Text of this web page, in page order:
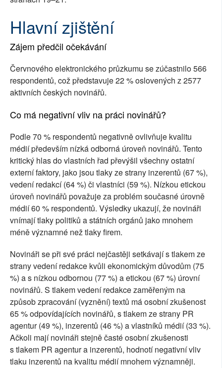
Hlavní zjištění
Zájem předčil očekávání
Červnového elektronického průzkumu se zúčastnilo 566
respondentů, což představuje 22 % oslovených z 2577
aktivních českých novinářů.
Co má negativní vliv na práci novinářů?
Podle 70 % respondentů negativně ovlivňuje kvalitu
médií především nízká odborná úroveň novinářů. Tento
kritický hlas do vlastních řad převýšil všechny ostatní
externí faktory, jako jsou tlaky ze strany inzerentů (67 %),
vedení redakcí (64 %) či vlastníci (59 %). Nízkou etickou
úroveň novinářů považuje za problém současné úrovně
médií 60 % respondentů. Výsledky ukazují, že novináři
vnímají tlaky politiků a státních orgánů jako mnohem
méně významné než tlaky firem.
Novináři se při své práci nejčastěji setkávají s tlakem ze
strany vedení redakce kvůli ekonomickým důvodům (75
%) a s nízkou odbornou (77 %) a etickou (67 %) úrovní
novinářů. S tlakem vedení redakce zaměřeným na
způsob zpracování (vyznění) textů má osobní zkušenost
65 % odpovídajících novinářů, s tlakem ze strany PR
agentur (49 %), inzerentů (46 %) a vlastníků médií (33 %).
Ačkoli mají novináři stejně časté osobní zkušenosti
s tlakem PR agentur a inzerentů, hodnotí negativní vliv
tlaku inzerentů na kvalitu médií mnohem významněji.